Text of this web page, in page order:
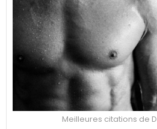
Meilleures citations de